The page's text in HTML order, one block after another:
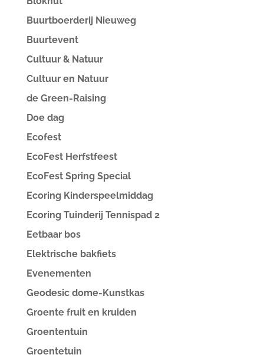
Buurtboerderij Nieuweg
Buurtevent
Cultuur & Natuur
Cultuur en Natuur
de Green-Raising
Doe dag
Ecofest
EcoFest Herfstfeest
EcoFest Spring Special
Ecoring Kinderspeelmiddag
Ecoring Tuinderij Tennispad 2
Eetbaar bos
Elektrische bakfiets
Evenementen
Geodesic dome-Kunstkas
Groente fruit en kruiden
Groententuin
Groentetuin